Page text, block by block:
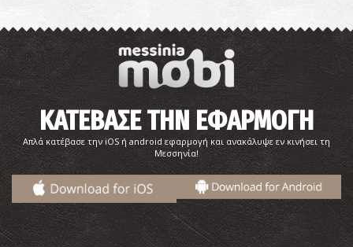
ΚΑΤΕΒΑΣΕ ΤΗΝ ΕΦΑΡΜΟΓΗ
Απλά κατέβασε την iOS ή android εφαρμογή και ανακάλυψε εν κινήσει τη
Μεσσηνία!